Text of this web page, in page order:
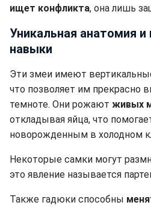
ищет конфликта, она лишь
Уникальная анатомия
навыки
Эти змеи имеют
что позволяет им прекрасно
темноте. Они рожают живых
откладывая яйца, что
новорожденным в холодном
Некоторые самки могут
это явление называется
Также гадюки способны